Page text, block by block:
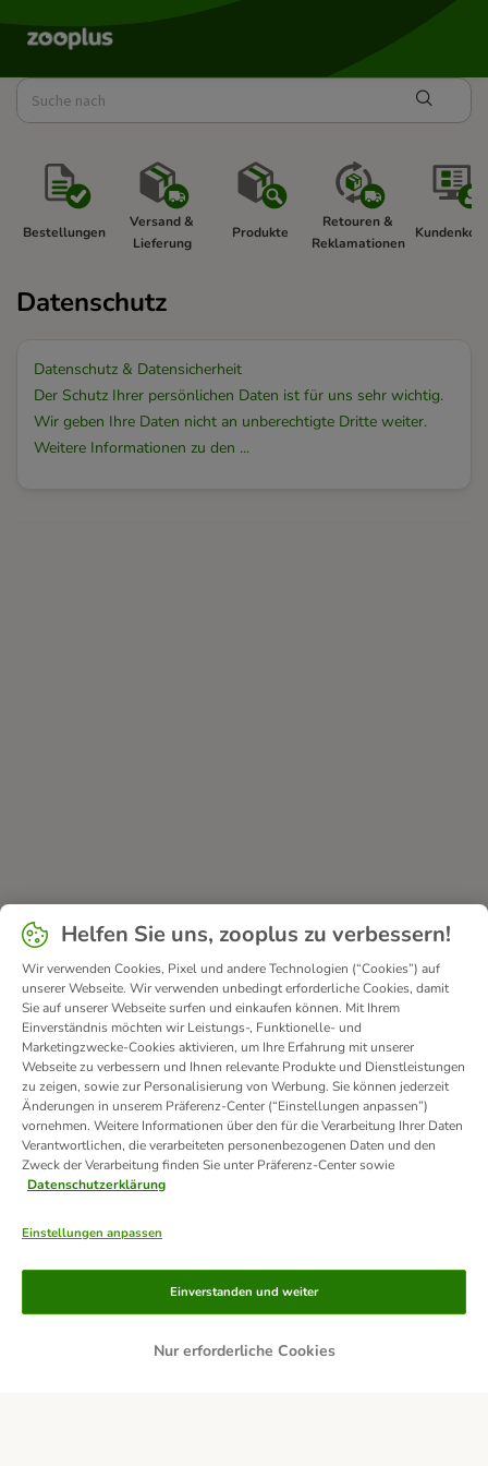
Bestellungen
Versand &
Lieferung
Produkte
Retouren &
Reklamationen
Datenschutz
Datenschutz & Datensicherheit
Der Schutz Ihrer persönlichen Daten ist für uns sehr wichtig.
Wir geben Ihre Daten nicht an unberechtigte Dritte weiter.
Weitere Informationen zu den ...
Zahlungsarten
Rechnung Bankeinzug
Helfen Sie uns, zooplus zu verbessern!
Wir verwenden Cookies, Pixel und andere Technologien (“Cookies”) auf
unserer Webseite. Wir verwenden unbedingt erforderliche Cookies, damit
Sie auf unserer Webseite surfen und einkaufen können. Mit Ihrem
Einverständnis möchten wir Leistungs-, Funktionelle- und
Marketingzwecke-Cookies aktivieren, um Ihre Erfahrung mit unserer
Webseite zu verbessern und Ihnen relevante Produkte und Dienstleistungen
zu zeigen, sowie zur Personalisierung von Werbung. Sie können jederzeit
Änderungen in unserem Präferenz-Center (“Einstellungen anpassen”)
vornehmen. Weitere Informationen über den für die Verarbeitung Ihrer Daten
Verantwortlichen, die verarbeiteten personenbezogenen Daten und den
Zweck der Verarbeitung finden Sie unter Präferenz-Center sowie
Datenschutzerklärung
Einstellungen anpassen
Nur erforderliche Cookies
Einverstanden und weiter